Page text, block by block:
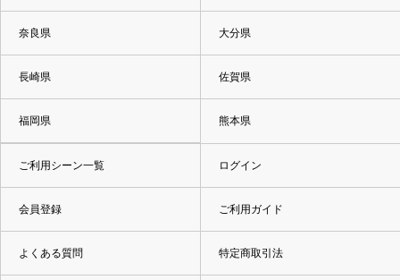
奈良県 大分県
長崎県 佐賀県
福岡県 熊本県
ご利用シーン一覧 ログイン
会員登録 ご利用ガイド
よくある質問 特定商取引法